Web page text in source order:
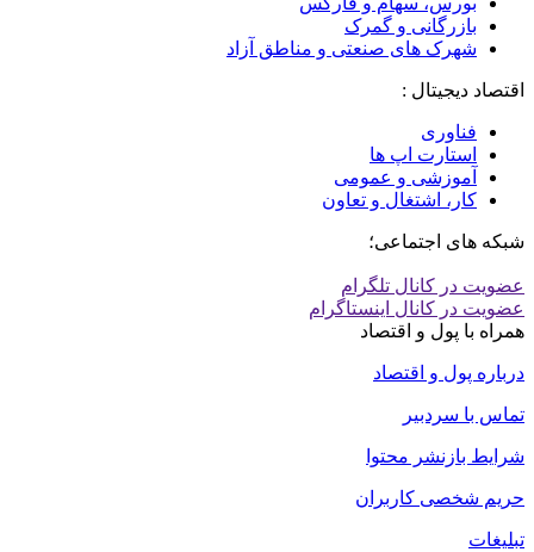
بازرگانی و گمرک
شهرک های صنعتی و مناطق آزاد
اقتصاد دیجیتال :
فناوری
استارت اپ ها
آموزشی و عمومی
کار، اشتغال و تعاون
شبکه های اجتماعی؛
عضویت در کانال تلگرام
عضویت در کانال اینستاگرام
همراه با پول و اقتصاد
درباره پول و اقتصاد
تماس با سردبیر
شرایط بازنشر محتوا
حریم شخصی کاربران
تبلیغات